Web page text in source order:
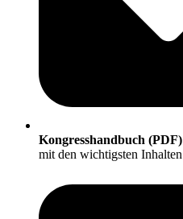
Kongresshandbuch (PDF)
mit den wichtigsten Inhalten